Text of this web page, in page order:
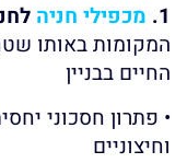
1. מכפילי חניה
המקומות באותו
החיים בבניין
• פתרון חסכוני
וחיצוניים